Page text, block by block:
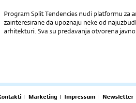
Program Split Tendencies nudi platformu
zainteresirane da upoznaju neke od
arhitekturi. Sva su predavanja otvorena
| Marketing | Impressum | Newsletter